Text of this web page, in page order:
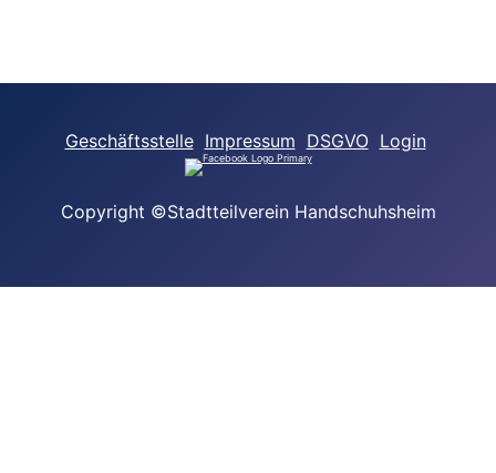
Geschäftsstelle Impressum DSGVO Login
Copyright ©Stadtteilverein Handschuhsheim